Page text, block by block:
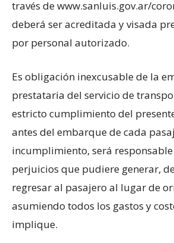
través de www.sanluis.gov.ar/
deberá ser acreditada y visada
por personal autorizado.
Es obligación inexcusable de la
prestataria del servicio de
estricto cumplimiento del
antes del embarque de cada
incumplimiento, será
perjuicios que pudiere generar,
regresar al pasajero al lugar de
asumiendo todos los gastos y
implique.